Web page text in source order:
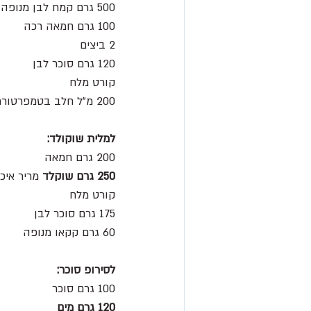
500 גרם קמח לבן מנופה
100 גרם חמאה רכה
2 ביצים
120 גרם סוכר לבן
קורט מלח
200 מ״ל חלב בטמפרטורת חדר*
למלית שוקולד:
200 גרם חמאה
250 גרם שוקלד
מריר
קורט מלח
175 גרם סוכר לבן
60 גרם קקאו מנופה
לסירופ סוכר:
100 גרם סוכר
120 גרם מים